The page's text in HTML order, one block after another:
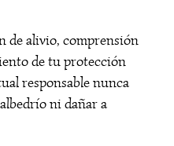
de alivio, comprensión
de tu protección
responsable nunca
ni dañar a